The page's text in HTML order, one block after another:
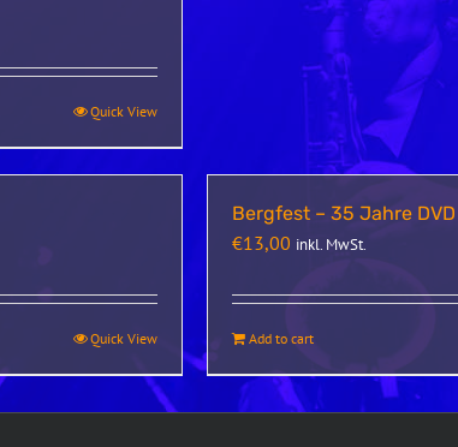
Quick View
Quick View
Bergfest – 35 Jahre DVD
€13,00 inkl. MwSt.
Add to cart